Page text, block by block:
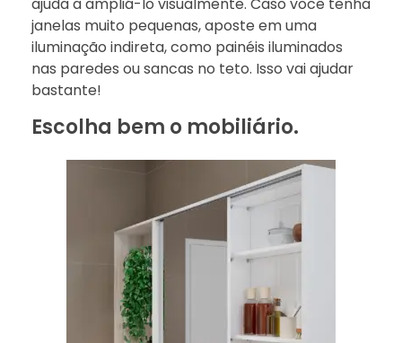
janelas muito pequenas, aposte em uma
iluminação indireta, como painéis iluminados
nas paredes ou sancas no teto. Isso vai ajudar
bastante!
Escolha bem o mobiliário.